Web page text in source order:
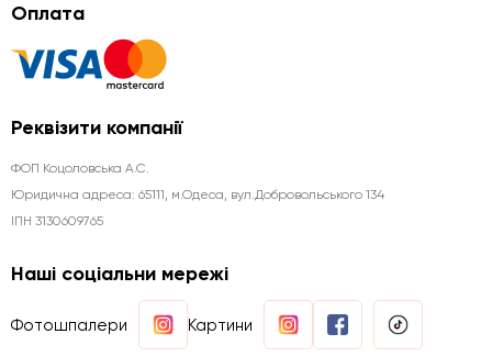
Оплата
Реквізити компанії
ФОП Коцоловська А.С.
Юридична aдреса: 65111, м.Одеса, вул.Добровольського 134
ІПН 3130609765
Наші соціальни мережі
Фотошпалери Картини